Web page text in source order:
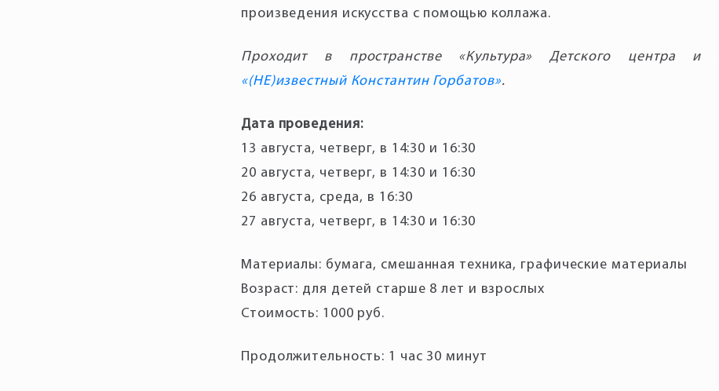
Проходит в пространстве «Культура» Детского центра и
«(НЕ)известный Константин Горбатов»
Дата проведения:
13 августа, четверг, в 14:30 и 16:30
20 августа, четверг, в 14:30 и 16:30
26 августа, среда, в 16:30
27 августа, четверг, в 14:30 и 16:30
Материалы: бумага, смешанная техника, графические материалы
Возраст: для детей старше 8 лет и взрослых
Стоимость: 1000 руб.